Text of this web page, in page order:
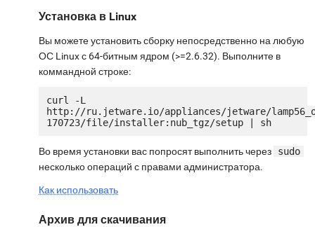
Установка в Linux
Вы можете установить сборку непосредственно на любую
ОС Linux с 64-битным ядром (>=2.6.32). Выполните в
коммандной строке:
curl -L
http://ru.jetware.io/appliances/jetware/
Во время установки вас попросят выполнить через
sudo
несколько операций с правами администратора.
Как использовать
Архив для скачивания